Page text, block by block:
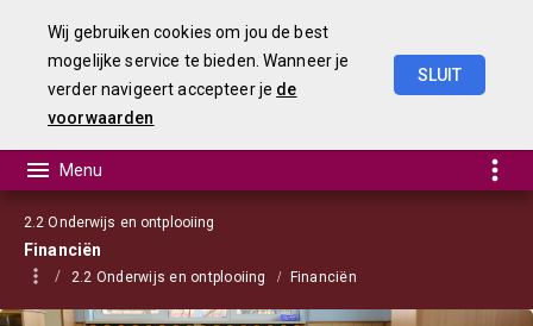
Wij gebruiken cookies om jou de best
mogelijke service te bieden. Wanneer je
verder navigeert accepteer je de
voorwaarden
SLUIT
2.2 Onderwijs en ontplooiing
Financiën
2.2 Onderwijs en ontplooiing Financiën